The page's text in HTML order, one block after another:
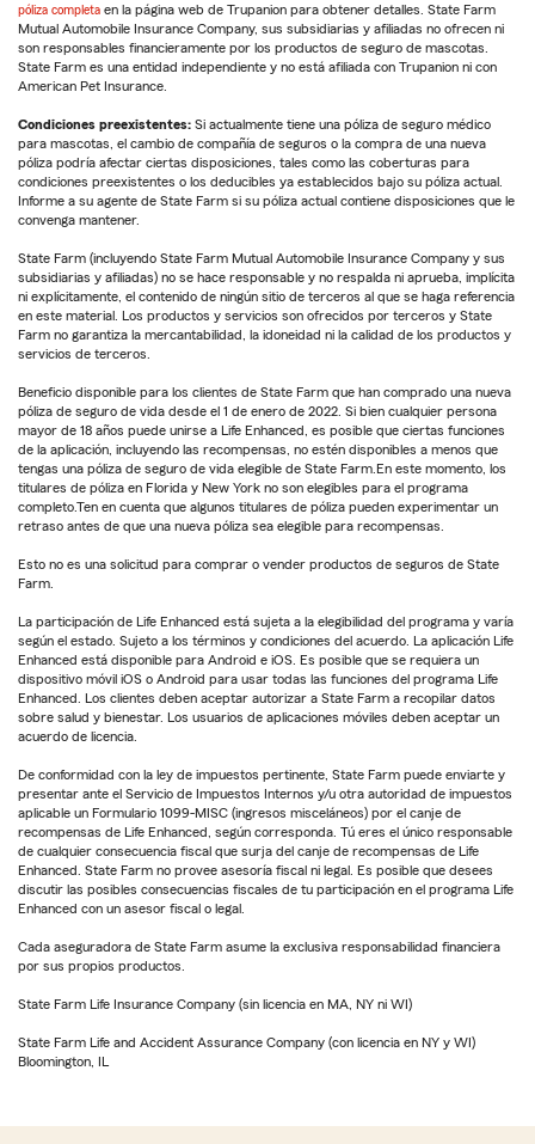
póliza completa en la página web de Trupanion para obtener detalles. State Farm
Mutual Automobile Insurance Company, sus subsidiarias y afiliadas no ofrecen ni
son responsables financieramente por los productos de seguro de mascotas.
State Farm es una entidad independiente y no está afiliada con Trupanion ni con
American Pet Insurance.
Condiciones preexistentes: Si actualmente tiene una póliza de seguro médico
para mascotas, el cambio de compañía de seguros o la compra de una nueva
póliza podría afectar ciertas disposiciones, tales como las coberturas para
condiciones preexistentes o los deducibles ya establecidos bajo su póliza actual.
Informe a su agente de State Farm si su póliza actual contiene disposiciones que le
convenga mantener.
State Farm (incluyendo State Farm Mutual Automobile Insurance Company y sus
subsidiarias y afiliadas) no se hace responsable y no respalda ni aprueba, implícita
ni explícitamente, el contenido de ningún sitio de terceros al que se haga referencia
en este material. Los productos y servicios son ofrecidos por terceros y State
Farm no garantiza la mercantabilidad, la idoneidad ni la calidad de los productos y
servicios de terceros.
Beneficio disponible para los clientes de State Farm que han comprado una nueva
póliza de seguro de vida desde el 1 de enero de 2022. Si bien cualquier persona
mayor de 18 años puede unirse a Life Enhanced, es posible que ciertas funciones
de la aplicación, incluyendo las recompensas, no estén disponibles a menos que
tengas una póliza de seguro de vida elegible de State Farm.En este momento, los
titulares de póliza en Florida y New York no son elegibles para el programa
completo.Ten en cuenta que algunos titulares de póliza pueden experimentar un
retraso antes de que una nueva póliza sea elegible para recompensas.
Esto no es una solicitud para comprar o vender productos de seguros de State
Farm.
La participación de Life Enhanced está sujeta a la elegibilidad del programa y varía
según el estado. Sujeto a los términos y condiciones del acuerdo. La aplicación Life
Enhanced está disponible para Android e iOS. Es posible que se requiera un
dispositivo móvil iOS o Android para usar todas las funciones del programa Life
Enhanced. Los clientes deben aceptar autorizar a State Farm a recopilar datos
sobre salud y bienestar. Los usuarios de aplicaciones móviles deben aceptar un
acuerdo de licencia.
De conformidad con la ley de impuestos pertinente, State Farm puede enviarte y
presentar ante el Servicio de Impuestos Internos y/u otra autoridad de impuestos
aplicable un Formulario 1099-MISC (ingresos misceláneos) por el canje de
recompensas de Life Enhanced, según corresponda. Tú eres el único responsable
de cualquier consecuencia fiscal que surja del canje de recompensas de Life
Enhanced. State Farm no provee asesoría fiscal ni legal. Es posible que desees
discutir las posibles consecuencias fiscales de tu participación en el programa Life
Enhanced con un asesor fiscal o legal.
Cada aseguradora de State Farm asume la exclusiva responsabilidad financiera
por sus propios productos.
State Farm Life Insurance Company (sin licencia en MA, NY ni WI)
State Farm Life and Accident Assurance Company (con licencia en NY y WI)
Bloomington, IL